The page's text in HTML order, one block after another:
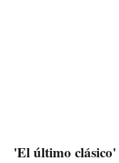
'El último clásico'